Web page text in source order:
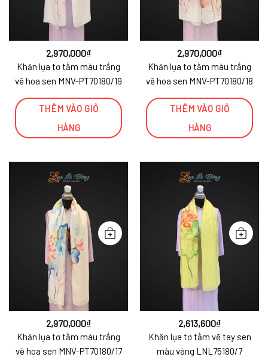
2,970,000₫
Khăn lụa tơ tằm màu trắng
vẽ hoa sen MNV-PT70180/19
THÊM VÀO GIỎ
HÀNG
2,970,000₫
Khăn lụa tơ tằm màu trắng
vẽ hoa sen MNV-PT70180/18
THÊM VÀO GIỎ
HÀNG
2,970,000₫
Khăn lụa tơ tằm màu trắng
vẽ hoa sen MNV-PT70180/17
2,613,600₫
Khăn lụa tơ tằm vẽ tay sen
màu vàng LNL75180/7